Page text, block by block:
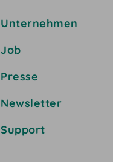
Unternehmen
Job
Presse
Newsletter
Support